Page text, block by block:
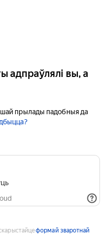
адпраўлялі вы, а
прылады падобныя да
формай зваротнай